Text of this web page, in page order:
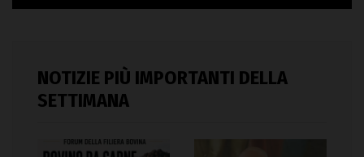
NOTIZIE PIÙ IMPORTANTI DELLA
SETTIMANA